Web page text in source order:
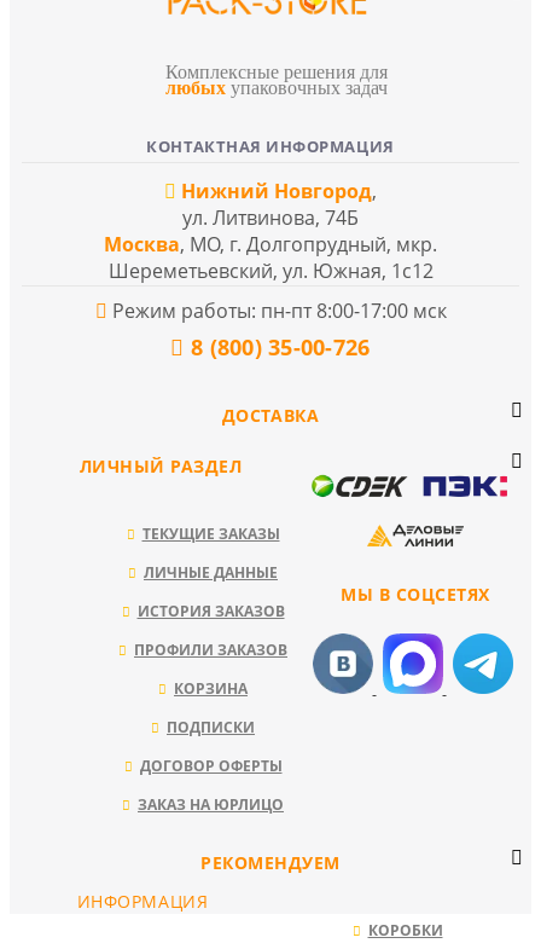
Комплексные решения для
любых упаковочных задач
КОНТАКТНАЯ ИНФОРМАЦИЯ
Нижний Новгород,
ул. Литвинова, 74Б
Москва, МО, г. Долгопрудный, мкр.
Шереметьевский, ул. Южная, 1с12
Режим работы: пн-пт 8:00-17:00 мск
8 (800) 35-00-726
ДОСТАВКА
МЫ В СОЦСЕТЯХ
ЛИЧНЫЙ РАЗДЕЛ
ТЕКУЩИЕ ЗАКАЗЫ
ЛИЧНЫЕ ДАННЫЕ
ИСТОРИЯ ЗАКАЗОВ
ПРОФИЛИ ЗАКАЗОВ
КОРЗИНА
ПОДПИСКИ
ДОГОВОР ОФЕРТЫ
ЗАКАЗ НА ЮРЛИЦО
РЕКОМЕНДУЕМ
КОРОБКИ
ИНФОРМАЦИЯ